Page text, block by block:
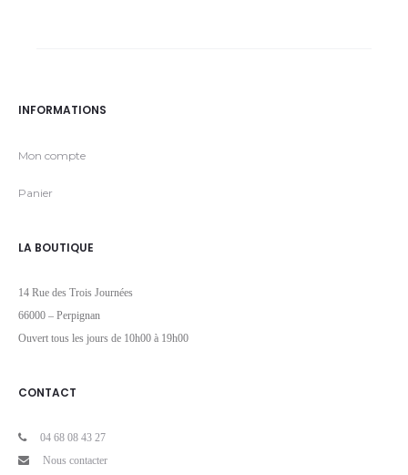
INFORMATIONS
Mon compte
Panier
LA BOUTIQUE
14 Rue des Trois Journées
66000 – Perpignan
Ouvert tous les jours de 10h00 à 19h00
CONTACT
04 68 08 43 27
Nous contacter